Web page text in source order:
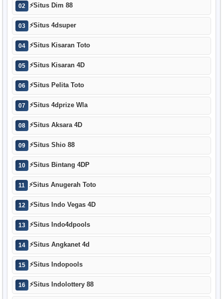
02 ⚡Situs Dim 88
03 ⚡Situs 4dsuper
04 ⚡Situs Kisaran Toto
05 ⚡Situs Kisaran 4D
06 ⚡Situs Pelita Toto
07 ⚡Situs 4dprize Wla
08 ⚡Situs Aksara 4D
09 ⚡Situs Shio 88
10 ⚡Situs Bintang 4DP
11 ⚡Situs Anugerah Toto
12 ⚡Situs Indo Vegas 4D
13 ⚡Situs Indo4dpools
14 ⚡Situs Angkanet 4d
15 ⚡Situs Indopools
16 ⚡Situs Indolottery 88